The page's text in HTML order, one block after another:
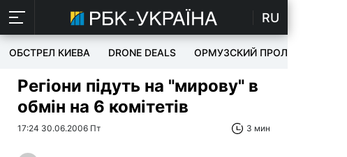
RU
ОБСТРЕЛ КИЕВА DRONE DEALS ОРМУЗСКИЙ ПРОЛИВ
Регіони підуть на "мирову" в
обмін на 6 комітетів
17:24 30.06.2006 Пт 3 мин